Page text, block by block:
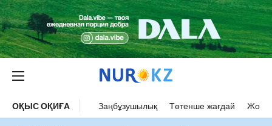
ОҚЫС ОҚИҒА Заңбұзушылық Төтенше жағдай Жол